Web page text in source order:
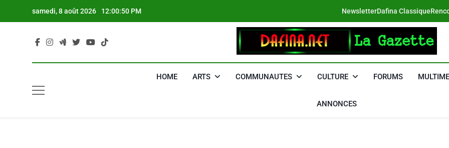
samedi, 8 août 2026 12:00:51 PM NewsletterDafina Classique
DAFINA
HOME ARTS COMMUNAUTES CULTURE FORUMS
ANNONCES